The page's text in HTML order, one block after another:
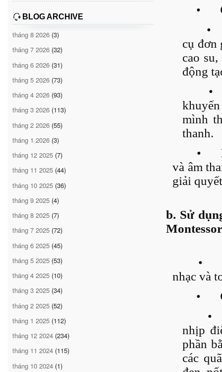
BLOG ARCHIVE
tháng 8 2026 (3)
tháng 7 2026 (32)
tháng 6 2026 (31)
tháng 5 2026 (73)
tháng 4 2026 (93)
tháng 3 2026 (113)
tháng 2 2026 (55)
tháng 1 2026 (3)
tháng 12 2025 (7)
tháng 11 2025 (44)
tháng 10 2025 (36)
tháng 9 2025 (4)
tháng 8 2025 (7)
tháng 7 2025 (72)
tháng 6 2025 (45)
tháng 5 2025 (53)
tháng 4 2025 (10)
tháng 3 2025 (34)
tháng 2 2025 (52)
tháng 1 2025 (112)
tháng 12 2024 (234)
tháng 11 2024 (115)
tháng 10 2024 (1)
•
•
cụ đơn
cao
động
•
mình
thanh.
•
và âm
giải
b. Sử
•
nhạc và
•
•
nhịp
phần
các